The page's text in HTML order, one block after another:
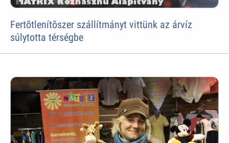
Fertõtlenítõszer szállítmányt vittünk az árvíz
súlytotta térségbe